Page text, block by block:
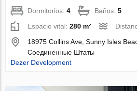
Dormitorios:4 Baños:5
Espacio vital:280 m²
18975 Collins Ave, Sunny Isles
Соединенные Штаты
Dezer Development